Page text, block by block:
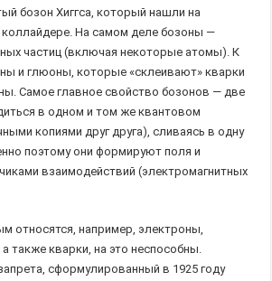
бозон Хиггса, который нашли на
На самом деле бозоны —
частиц (включая некоторые атомы). К
и глюоны, которые «склеивают» кварки
Самое главное свойство бозонов — две
в одном и том же квантовом
копиями друг друга), сливаясь в одну
поэтому они формируют поля и
взаимодействий (электромагнитных
относятся, например, электроны,
также кварки, на это неспособны.
сформулированный в 1925 году